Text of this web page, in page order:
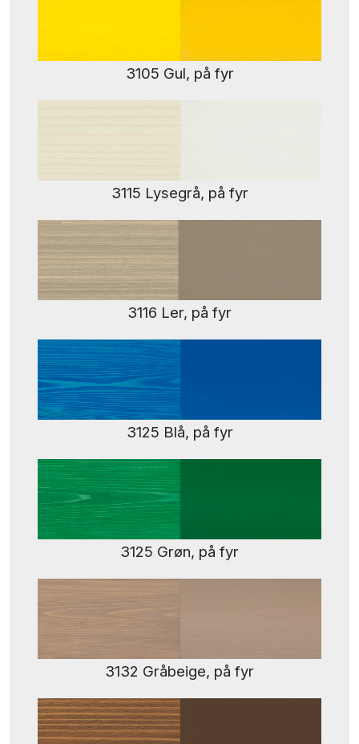
3105 Gul, på fyr
3115 Lysegrå, på fyr
3116 Ler, på fyr
3125 Blå, på fyr
3125 Grøn, på fyr
3132 Gråbeige, på fyr